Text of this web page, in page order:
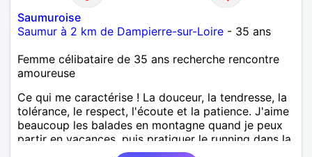
Saumuroise
Saumur à 2 km de Dampierre-sur-Loire - 35 ans
Femme célibataire de 35 ans recherche rencontre
amoureuse
Ce qui me caractérise ! La douceur, la tendresse, la
tolérance, le respect, l'écoute et la patience. J'aime
beaucoup les balades en montagne quand je peux
partir en vacances, puis pratiquer le running dans la